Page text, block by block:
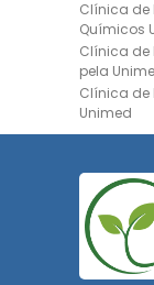
Clínica de
Químicos
Clínica de
pela
Clínica de
Unimed
Clínica de
Bradesco
Hospital
Químicos
Químicos